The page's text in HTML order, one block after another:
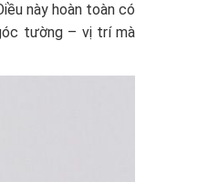
này hoàn toàn có
tường – vị trí mà